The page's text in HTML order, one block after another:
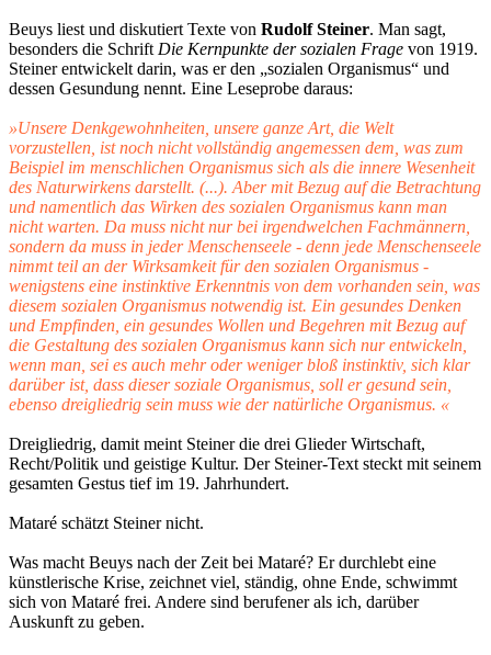
Beuys liest und diskutiert Texte von Rudolf Steiner. Man sagt,
besonders die Schrift Die Kernpunkte der sozialen Frage von 1919.
Steiner entwickelt darin, was er den „sozialen Organismus“ und
dessen Gesundung nennt. Eine Leseprobe daraus:
»Unsere Denkgewohnheiten, unsere ganze Art, die Welt
vorzustellen, ist noch nicht vollständig angemessen dem, was zum
Beispiel im menschlichen Organismus sich als die innere Wesenheit
des Naturwirkens darstellt. (...). Aber mit Bezug auf die Betrachtung
und namentlich das Wirken des sozialen Organismus kann man
nicht warten. Da muss nicht nur bei irgendwelchen Fachmännern,
sondern da muss in jeder Menschenseele - denn jede Menschenseele
nimmt teil an der Wirksamkeit für den sozialen Organismus -
wenigstens eine instinktive Erkenntnis von dem vorhanden sein, was
diesem sozialen Organismus notwendig ist. Ein gesundes Denken
und Empfinden, ein gesundes Wollen und Begehren mit Bezug auf
die Gestaltung des sozialen Organismus kann sich nur entwickeln,
wenn man, sei es auch mehr oder weniger bloß instinktiv, sich klar
darüber ist, dass dieser soziale Organismus, soll er gesund sein,
ebenso dreigliedrig sein muss wie der natürliche Organismus. «
Dreigliedrig, damit meint Steiner die drei Glieder Wirtschaft,
Recht/Politik und geistige Kultur. Der Steiner-Text steckt mit seinem
gesamten Gestus tief im 19. Jahrhundert.
Mataré schätzt Steiner nicht.
Was macht Beuys nach der Zeit bei Mataré? Er durchlebt eine
künstlerische Krise, zeichnet viel, ständig, ohne Ende, schwimmt
sich von Mataré frei. Andere sind berufener als ich, darüber
Auskunft zu geben.